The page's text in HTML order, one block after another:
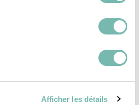
Afficher les détails